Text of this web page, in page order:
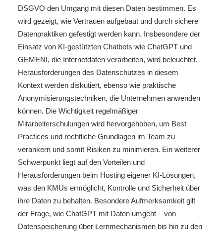
DSGVO den Umgang mit diesen Daten bestimmen. Es
wird gezeigt, wie Vertrauen aufgebaut und durch sichere
Datenpraktiken gefestigt werden kann. Insbesondere der
Einsatz von KI-gestützten Chatbots wie ChatGPT und
GEMENI, die Internetdaten verarbeiten, wird beleuchtet.
Herausforderungen des Datenschutzes in diesem
Kontext werden diskutiert, ebenso wie praktische
Anonymisierungstechniken, die Unternehmen anwenden
können. Die Wichtigkeit regelmäßiger
Mitarbeiterschulungen wird hervorgehoben, um Best
Practices und rechtliche Grundlagen im Team zu
verankern und somit Risiken zu minimieren. Ein weiterer
Schwerpunkt liegt auf den Vorteilen und
Herausforderungen beim Hosting eigener KI-Lösungen,
was den KMUs ermöglicht, Kontrolle und Sicherheit über
ihre Daten zu behalten. Besondere Aufmerksamkeit gilt
der Frage, wie ChatGPT mit Daten umgeht – von
Datenspeicherung über Lernmechanismen bis hin zu den